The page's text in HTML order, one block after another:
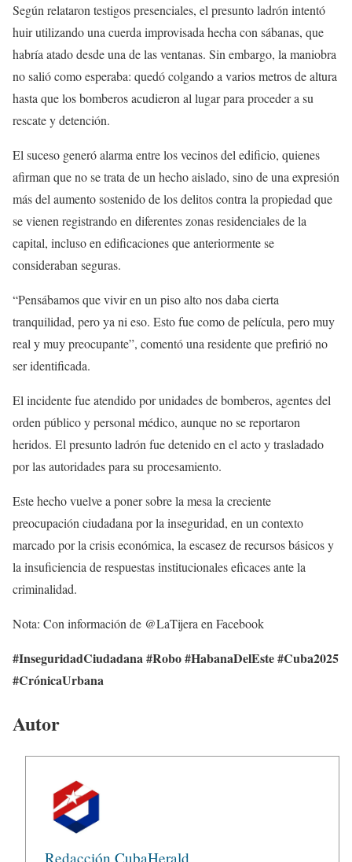
Según relataron testigos presenciales, el presunto ladrón intentó
huir utilizando una cuerda improvisada hecha con sábanas, que
habría atado desde una de las ventanas. Sin embargo, la maniobra
no salió como esperaba: quedó colgando a varios metros de altura
hasta que los bomberos acudieron al lugar para proceder a su
rescate y detención.
El suceso generó alarma entre los vecinos del edificio, quienes
afirman que no se trata de un hecho aislado, sino de una expresión
más del aumento sostenido de los delitos contra la propiedad que
se vienen registrando en diferentes zonas residenciales de la
capital, incluso en edificaciones que anteriormente se
consideraban seguras.
“Pensábamos que vivir en un piso alto nos daba cierta
tranquilidad, pero ya ni eso. Esto fue como de película, pero muy
real y muy preocupante”, comentó una residente que prefirió no
ser identificada.
El incidente fue atendido por unidades de bomberos, agentes del
orden público y personal médico, aunque no se reportaron
heridos. El presunto ladrón fue detenido en el acto y trasladado
por las autoridades para su procesamiento.
Este hecho vuelve a poner sobre la mesa la creciente
preocupación ciudadana por la inseguridad, en un contexto
marcado por la crisis económica, la escasez de recursos básicos y
la insuficiencia de respuestas institucionales eficaces ante la
criminalidad.
Nota: Con información de @LaTijera en Facebook
#InseguridadCiudadana #Robo #HabanaDelEste #Cuba2025
#CrónicaUrbana
Autor
Redacción CubaHerald